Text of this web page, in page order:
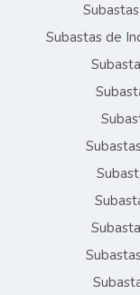
Subastas de